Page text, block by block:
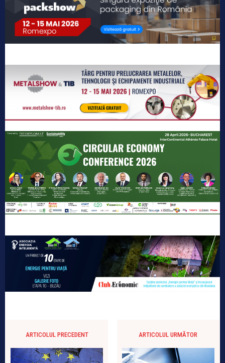
ARTICOLUL PRECEDENT ARTICOLUL URMĂTOR